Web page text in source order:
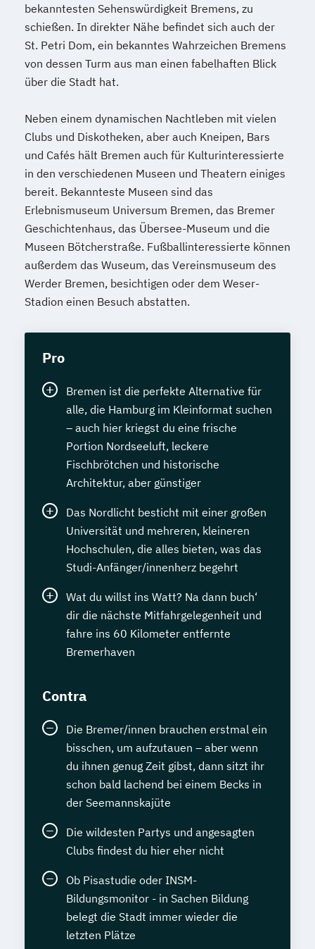
bekanntesten Sehenswürdigkeit Bremens, zu
schießen. In direkter Nähe befindet sich auch der
St. Petri Dom, ein bekanntes Wahrzeichen Bremens
von dessen Turm aus man einen fabelhaften Blick
über die Stadt hat.
Neben einem dynamischen Nachtleben mit vielen
Clubs und Diskotheken, aber auch Kneipen, Bars
und Cafés hält Bremen auch für Kulturinteressierte
in den verschiedenen Museen und Theatern einiges
bereit. Bekannteste Museen sind das
Erlebnismuseum Universum Bremen, das Bremer
Geschichtenhaus, das Übersee-Museum und die
Museen Bötcherstraße. Fußballinteressierte können
außerdem das Wuseum, das Vereinsmuseum des
Werder Bremen, besichtigen oder dem Weser-
Stadion einen Besuch abstatten.
Pro
Bremen ist die perfekte Alternative für
alle, die Hamburg im Kleinformat suchen
– auch hier kriegst du eine frische
Portion Nordseeluft, leckere
Fischbrötchen und historische
Architektur, aber günstiger
Das Nordlicht besticht mit einer großen
Universität und mehreren, kleineren
Hochschulen, die alles bieten, was das
Studi-Anfänger/innenherz begehrt
Wat du willst ins Watt? Na dann buch‘
dir die nächste Mitfahrgelegenheit und
fahre ins 60 Kilometer entfernte
Bremerhaven
Contra
Die Bremer/innen brauchen erstmal ein
bisschen, um aufzutauen – aber wenn
du ihnen genug Zeit gibst, dann sitzt ihr
schon bald lachend bei einem Becks in
der Seemannskajüte
Die wildesten Partys und angesagten
Clubs findest du hier eher nicht
Ob Pisastudie oder INSM-
Bildungsmonitor - in Sachen Bildung
belegt die Stadt immer wieder die
letzten Plätze